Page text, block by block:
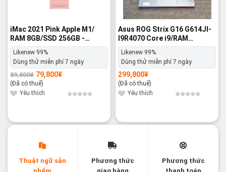
iMac 2021 Pink Apple M1/
RAM 8GB/SSD 256GB -
Likenew 99%
Likenew 99%
Dùng thử miễn phí 7 ngày
89,800¥
Giá
gốc
là:
89,800¥.
79,800¥
Giá
hiện
tại
là:
79,800¥.
(Đã có thuế)
Yêu thích
Asus ROG Strix G16 G614JI-
I9R4070 Core i9/RAM
32GB/ROM 1TB SSD/G
eForce RTX 4070/Windows
11 Home - Likenew 99%
Likenew 99%
Dùng thử miễn phí 7 ngày
299,800¥
(Đã có thuế)
Yêu thích
Thuật ngữ sản
Phương thức
Phương thức